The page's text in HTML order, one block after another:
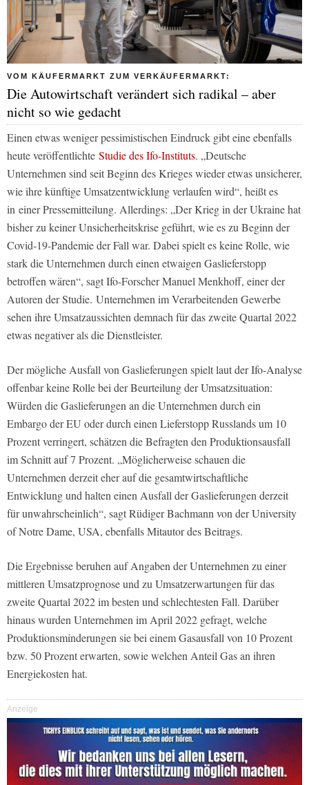
VOM KÄUFERMARKT ZUM VERKÄUFERMARKT:
Die Autowirtschaft verändert sich radikal – aber
nicht so wie gedacht
Einen etwas weniger pessimistischen Eindruck gibt eine ebenfalls
heute veröffentlichte Studie des Ifo-Instituts. „Deutsche
Unternehmen sind seit Beginn des Krieges wieder etwas unsicherer,
wie ihre künftige Umsatzentwicklung verlaufen wird“, heißt es
in einer Pressemitteilung. Allerdings: „Der Krieg in der Ukraine hat
bisher zu keiner Unsicherheitskrise geführt, wie es zu Beginn der
Covid-19-Pandemie der Fall war. Dabei spielt es keine Rolle, wie
stark die Unternehmen durch einen etwaigen Gaslieferstopp
betroffen wären“, sagt Ifo-Forscher Manuel Menkhoff, einer der
Autoren der Studie. Unternehmen im Verarbeitenden Gewerbe
sehen ihre Umsatzaussichten demnach für das zweite Quartal 2022
etwas negativer als die Dienstleister.
Der mögliche Ausfall von Gaslieferungen spielt laut der Ifo-Analyse
offenbar keine Rolle bei der Beurteilung der Umsatzsituation:
Würden die Gaslieferungen an die Unternehmen durch ein
Embargo der EU oder durch einen Lieferstopp Russlands um 10
Prozent verringert, schätzen die Befragten den Produktionsausfall
im Schnitt auf 7 Prozent. „Möglicherweise schauen die
Unternehmen derzeit eher auf die gesamtwirtschaftliche
Entwicklung und halten einen Ausfall der Gaslieferungen derzeit
für unwahrscheinlich“, sagt Rüdiger Bachmann von der University
of Notre Dame, USA, ebenfalls Mitautor des Beitrags.
Die Ergebnisse beruhen auf Angaben der Unternehmen zu einer
mittleren Umsatzprognose und zu Umsatzerwartungen für das
zweite Quartal 2022 im besten und schlechtesten Fall. Darüber
hinaus wurden Unternehmen im April 2022 gefragt, welche
Produktionsminderungen sie bei einem Gasausfall von 10 Prozent
bzw. 50 Prozent erwarten, sowie welchen Anteil Gas an ihren
Energiekosten hat.
Anzeige